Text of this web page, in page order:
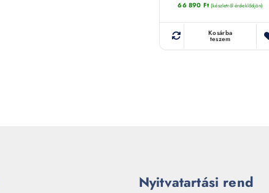
66 890 Ft (készletről érdeklődjön)
Kosárba
teszem
Nyitvatartási rend